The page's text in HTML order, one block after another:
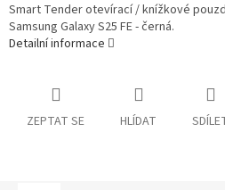
Smart Tender otevírací / knížkové
Samsung Galaxy S25 FE - černá.
Detailní informace
ZEPTAT SE HLÍDAT